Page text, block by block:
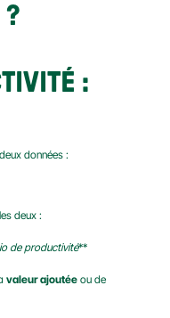
?
:
données :
deux :
de productivité**
valeur ajoutée ou de